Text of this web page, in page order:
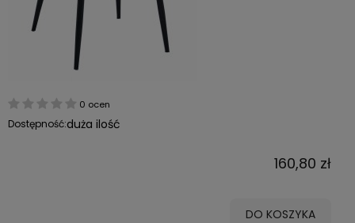
0 ocen
Dostępność:duża ilość
160,80 zł
DO KOSZYKA